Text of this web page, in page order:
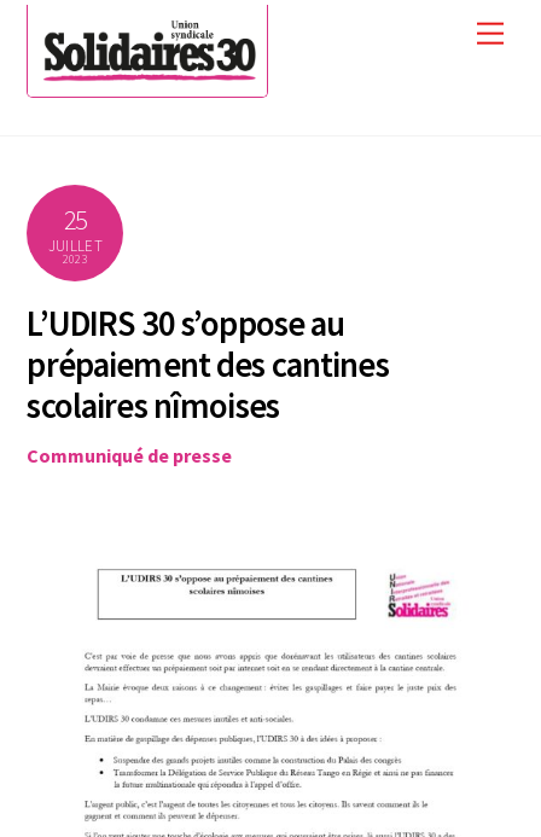
Skip
content
25
JUILLET
2023
L’UDIRS 30 s’oppose au
prépaiement des cantines
scolaires nîmoises
Communiqué de presse